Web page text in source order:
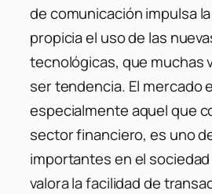
de comunicación impulsa
propicia el uso de las
tecnológicas, que muchas
ser tendencia. El mercado
especialmente aquel que
sector financiero, es uno
importantes en el
valora la facilidad de